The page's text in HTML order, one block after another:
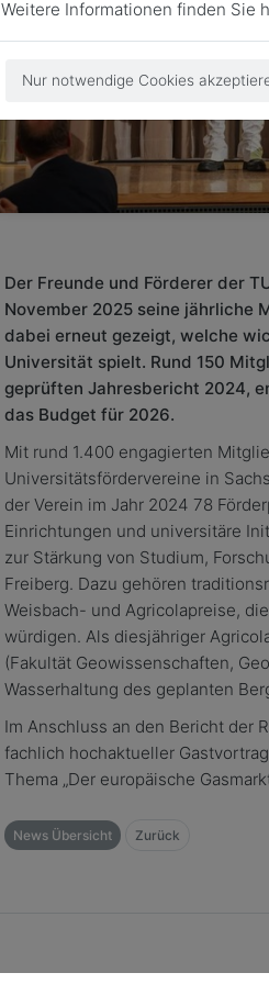
Der Freunde und Förderer der
November 2025 seine jährliche
dabei erneut gezeigt, welche
Universität spielt. Rund 150
geprüften Jahresbericht 2024,
das Budget für 2026.
Mit rund 1.400 engagierten
Universitätsfördervereine in
der Verein im Jahr 2024 78
Einrichtungen und universitäre
zur Stärkung von Studium,
Freiberg. Dazu gehören
Weisbach- und Agricolapreise,
würdigen. Als diesjähriger
(Fakultät Geowissenschaften,
Wasserhaltung des geplanten
Im Anschluss an den Bericht der
fachlich hochaktueller
Thema „Der europäische
News Übersicht Zurück
Weitere Informationen finden Sie
Nur notwendige Cookies